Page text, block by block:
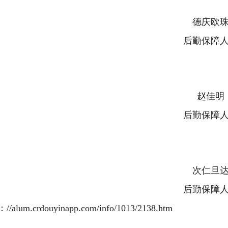
德庆欧珠
后勤保障
赵佳明
后勤保障
次仁旦达
后勤保障
//alum.crdouyinapp.com/info/1013/2138.htm